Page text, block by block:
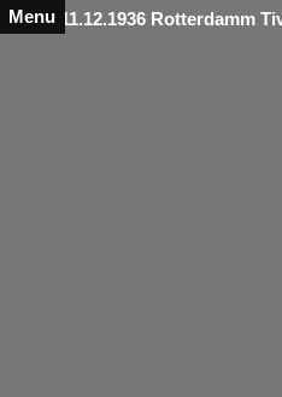
Menu 11.12.1936 Rotterdamm